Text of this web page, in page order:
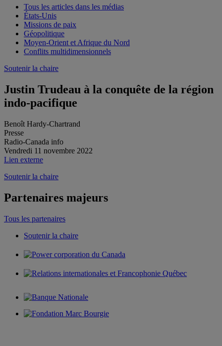
Tous les articles dans les médias
États-Unis
Missions de paix
Géopolitique
Moyen-Orient et Afrique du Nord
Conflits multidimensionnels
Soutenir la chaire
Justin Trudeau à la conquête de la région
indo-pacifique
Benoît Hardy-Chartrand
Presse
Radio-Canada info
Vendredi 11 novembre 2022
Lien externe
Soutenir la chaire
Partenaires majeurs
Tous les partenaires
Soutenir la chaire